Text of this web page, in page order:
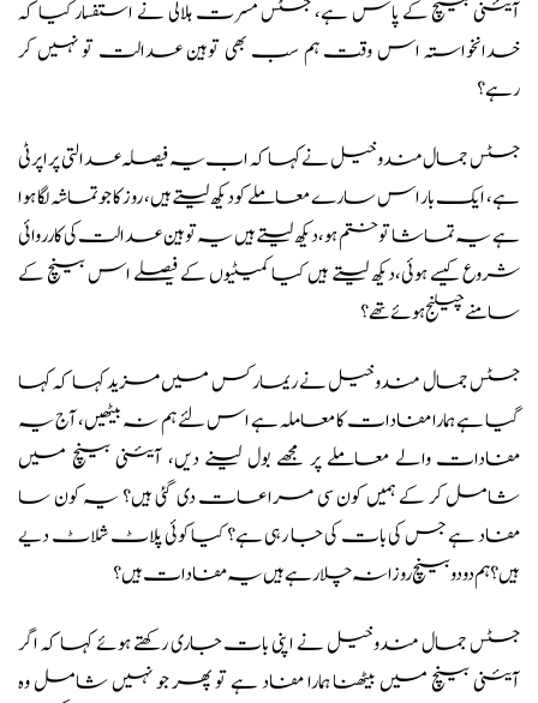
آئینی بینچ کے پاس ہے، جسٹس مسرت ہلالی نے استفسار کیا کہ
خدانخواستہ اس وقت ہم سب بھی توہین عدالت تو نہیں کر
رہے؟
جسٹس جمال مندوخیل نے کہا کہ اب یہ فیصلہ عدالتی پراپرٹی
ہے، ایک بار اس سارے معاملے کو دیکھ لیتےہیں، روز کا جو تماشہ لگا ہوا
ہے یہ تماشا تو ختم ہو، دیکھ لیتے ہیں یہ توہین عدالت کی کارروائی
شروع کیسے ہوئی،دیکھ لیتے ہیں کیا کمیٹیوں کے فیصلے اس بینچ کے
سامنے چیلنج ہوئے تھے؟
جسٹس جمال مندوخیل نے ریمارکس میں مزید کہا کہ کہا
گیا ہے ہمارا مفادات کا معاملہ ہے اس لئے ہم نہ بیٹھیں، آج یہ
مفادات والے معاملے پر مجھے بول لینے دیں، آئینی بینچ میں
شامل کر کے ہمیں کون سی مراعات دی گئی ہیں؟ یہ کون سا
مفاد ہے جس کی بات کی جا رہی ہے؟ کیا کوئی پلاٹ شلاٹ دیے
ہیں؟ ہم دو دو بینچ روزانہ چلا رہے ہیں یہ مفادات ہیں؟
جسٹس جمال مندوخیل نے اپنی بات جاری رکھتے ہوئے کہا کہ اگر
آئینی بینچ میں بیٹھنا ہمارا مفاد ہے تو پھر جو نہیں شامل وہ